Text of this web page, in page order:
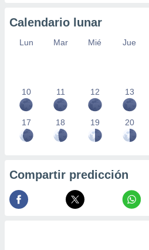
Calendario lunar
Lun Mar Mié Jue
10 11 12 13
17 18 19 20
Compartir predicción